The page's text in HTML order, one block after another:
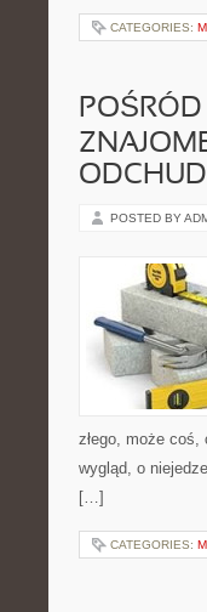
CATEGORIES:
POSTED BY
złego, może
wygląd, o
[…]
CATEGORIES: